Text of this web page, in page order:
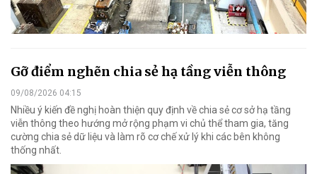
Gỡ điểm nghẽn chia sẻ hạ tầng viễn thông
09/08/2026 04:15
Nhiều ý kiến đề nghị hoàn thiện quy định về chia sẻ cơ sở hạ tầng
viễn thông theo hướng mở rộng phạm vi chủ thể tham gia, tăng
cường chia sẻ dữ liệu và làm rõ cơ chế xử lý khi các bên không
thống nhất.